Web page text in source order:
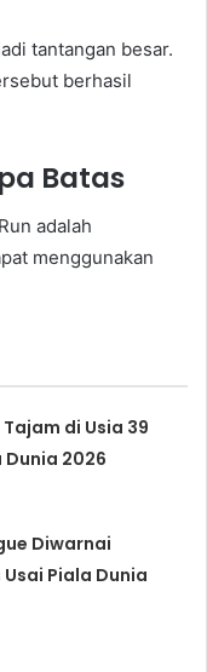
tantangan besar.
berhasil
Batas
adalah
menggunakan
di Usia 39
Dunia 2026
Diwarnai
Piala Dunia